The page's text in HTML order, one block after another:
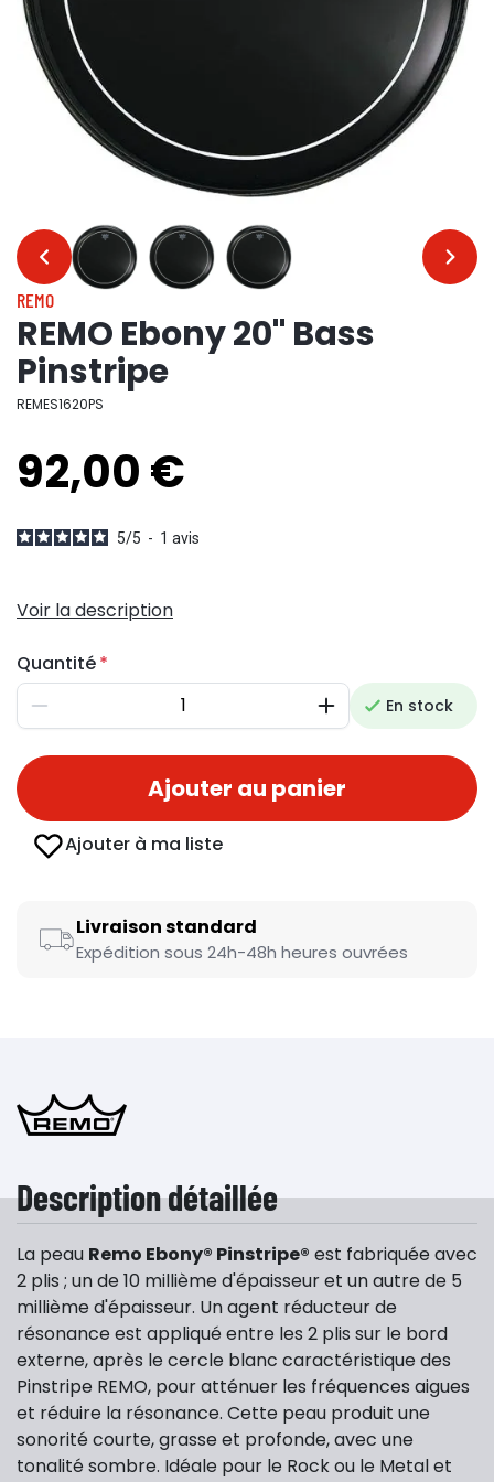
… …
REMO
REMO Ebony 20" Bass
Pinstripe
REMES1620PS
92,00 €
5/5 - 1 avis
Voir la description
Quantité
Diminuer AugmenterEn stock
Ajouter au panier
Ajouter à ma liste
Livraison standard
Expédition sous 24h-48h heures ouvrées
Description détaillée
La peau Remo Ebony® Pinstripe® est fabriquée avec
2 plis ; un de 10 millième d'épaisseur et un autre de 5
millième d'épaisseur. Un agent réducteur de
résonance est appliqué entre les 2 plis sur le bord
externe, après le cercle blanc caractéristique des
Pinstripe REMO, pour atténuer les fréquences aigues
et réduire la résonance. Cette peau produit une
sonorité courte, grasse et profonde, avec une
tonalité sombre. Idéale pour le Rock ou le Metal et